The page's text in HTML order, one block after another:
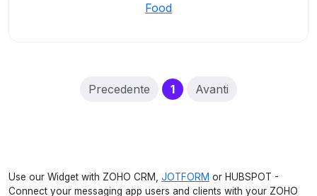
Food
Precedente 1(current)
Avanti
Use our Widget with ZOHO CRM, JOTFORM or HUBSPOT -
Connect your messaging app users and clients with your ZOHO